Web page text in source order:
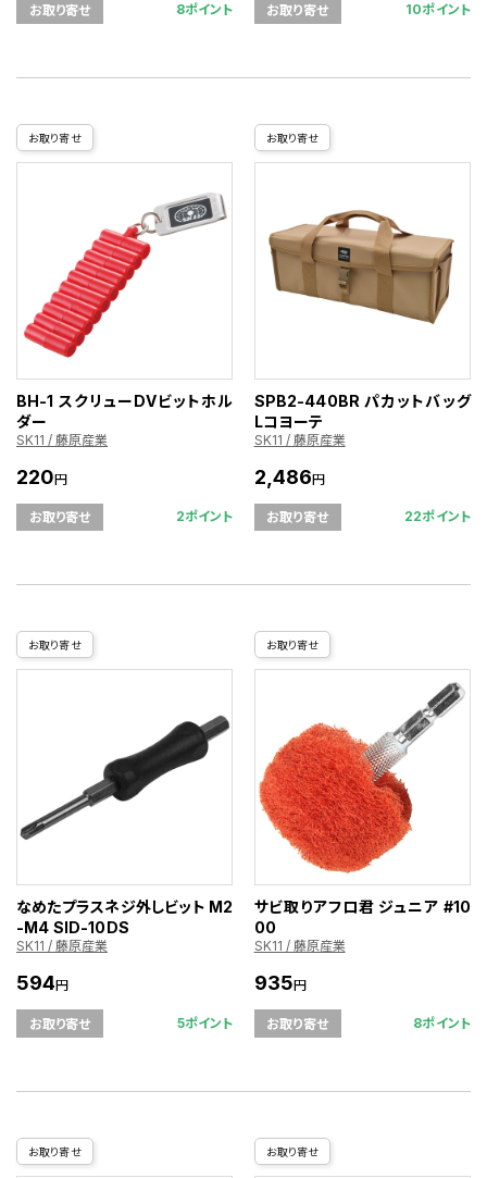
お取り寄せ 8ポイント お取り寄せ 10ポイント
お取り寄せ
BH-1 スクリューDVビットホル
ダー
SK11 / 藤原産業
220円
お取り寄せ 2ポイント
お取り寄せ
SPB2-440BR パカットバッグ
Lコヨーテ
SK11 / 藤原産業
2,486円
お取り寄せ 22ポイント
お取り寄せ
なめたプラスネジ外しビット M2
-M4 SID-10DS
SK11 / 藤原産業
594円
お取り寄せ 5ポイント
お取り寄せ
サビ取りアフロ君 ジュニア #10
00
SK11 / 藤原産業
935円
お取り寄せ 8ポイント
お取り寄せ お取り寄せ